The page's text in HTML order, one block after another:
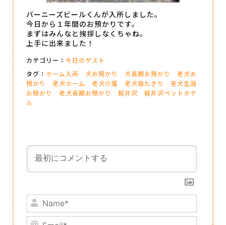
バーニーズビールくんが入所しました。
今日から１年間のお預かりです。
まずはみんなと挨拶しなくちゃね。
上手に出来ました！
カテゴリー： 今日のゲスト
タグ： ホーム入所 犬お預かり 犬長期お預かり
老犬お
預かり
老犬ホーム 老犬介護 老犬寝たきり
老犬生涯
お預かり
老犬長期お預かり 軽井沢
軽井沢ペットホテ
ル
Name*
Email*